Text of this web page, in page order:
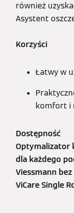
również
Asystent
Korzyści
Łatwy w
komfort i
Dostępność
Optymalizator
dla każdego
Viessmann
ViCare Single